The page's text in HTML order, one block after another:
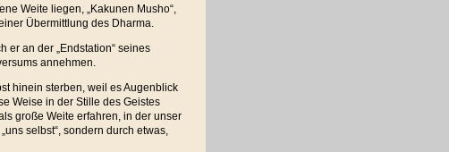
Weite liegen, „Kakunen Musho“,
Übermittlung des Dharma.
er an der „Endstation“ seines
annehmen.
hinein sterben, weil es Augenblick
Weise in der Stille des Geistes
große Weite erfahren, in der unser
selbst“, sondern durch etwas,